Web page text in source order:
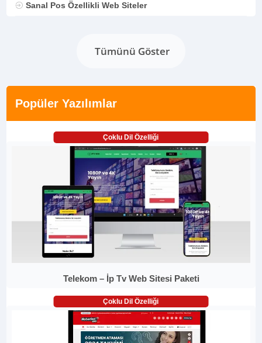
Sanal Pos Özellikli Web Siteler
Tümünü Göster
Popüler Yazılımlar
Çoklu Dil Özelliği
Telekom – İp Tv Web Sitesi Paketi
Çoklu Dil Özelliği